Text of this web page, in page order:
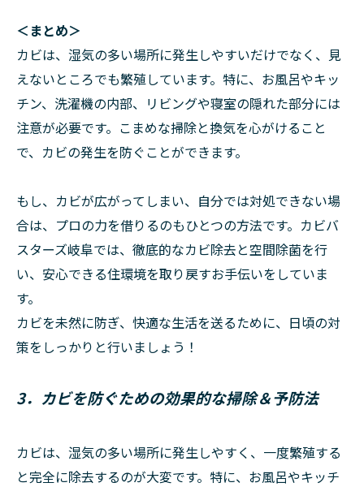
＜まとめ＞
カビは、湿気の多い場所に発生しやすいだけでなく、見
えないところでも繁殖しています。特に、お風呂やキッ
チン、洗濯機の内部、リビングや寝室の隠れた部分には
注意が必要です。こまめな掃除と換気を心がけること
で、カビの発生を防ぐことができます。
もし、カビが広がってしまい、自分では対処できない場
合は、プロの力を借りるのもひとつの方法です。カビバ
スターズ岐阜では、徹底的なカビ除去と空間除菌を行
い、安心できる住環境を取り戻すお手伝いをしていま
す。
カビを未然に防ぎ、快適な生活を送るために、日頃の対
策をしっかりと行いましょう！
3．カビを防ぐための効果的な掃除＆予防法
カビは、湿気の多い場所に発生しやすく、一度繁殖する
と完全に除去するのが大変です。特に、お風呂やキッチ